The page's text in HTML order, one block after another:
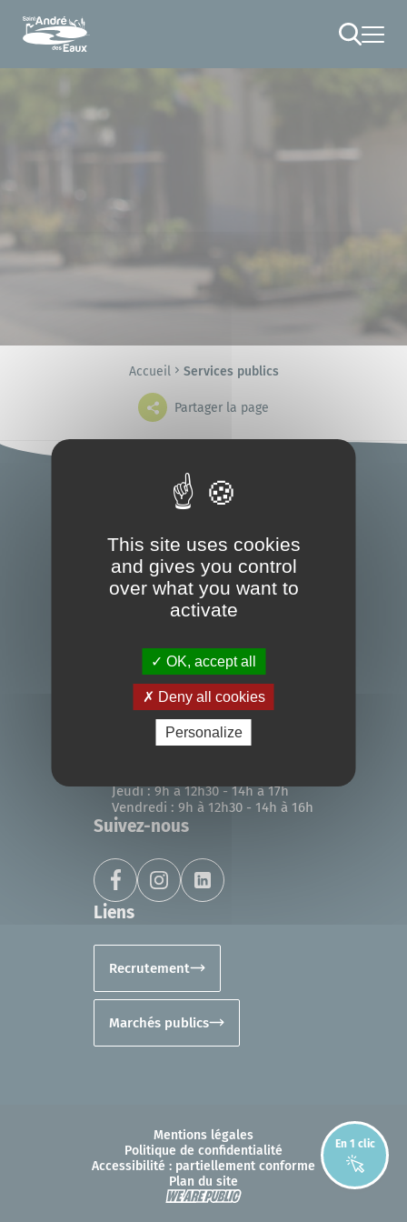
Accueil Services publics
Partager la page
5, Place de la Mairie - BP5
44117 - Saint-André-des-Eaux
02 51 10 62 62
Nous contacter
Horaires d'ouverture
Lundi : 9h à 12h30
Jeudi : 9h à 12h30 - 14h à 17h
Vendredi : 9h à 12h30 - 14h à 16h
Suivez-nous
Liens
Recrutement
Marchés publics
Mentions légales
Politique de confidentialité
Accessibilité : partiellement conforme
Plan du site
Grands projets Mes démarches
Bibliothèque
En 1 clic
This site uses cookies
and gives you control
over what you want to
activate
OK, accept all
Deny all cookies
Personalize